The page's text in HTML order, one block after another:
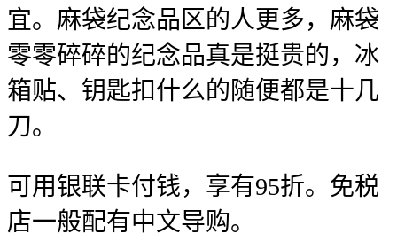
宜。麻袋纪念品区的人更多，麻袋
零零碎碎的纪念品真是挺贵的，冰
箱贴、钥匙扣什么的随便都是十几
刀。
可用银联卡付钱，享有95折。免税
店一般配有中文导购。